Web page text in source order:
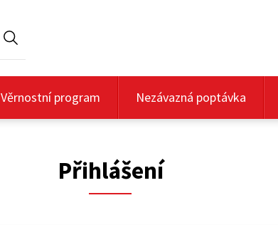
Věrnostní program Nezávazná poptávka
Přihlášení